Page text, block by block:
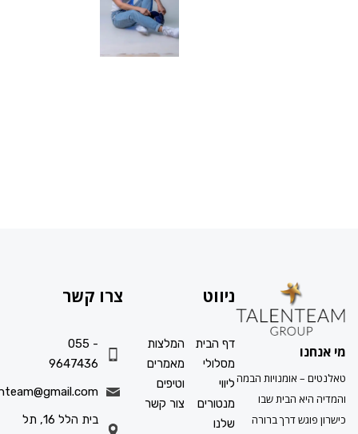
אומנויות הבמה
הבית שבו
דרך ברורה
ניווט
ליווי
מנטורים
שלנו
המלצות
מאמרים
וטיפים
צור קשר
צרו קשר
055 -
9647436
info.talenteam@gmail.com
בית הלל 16, תל